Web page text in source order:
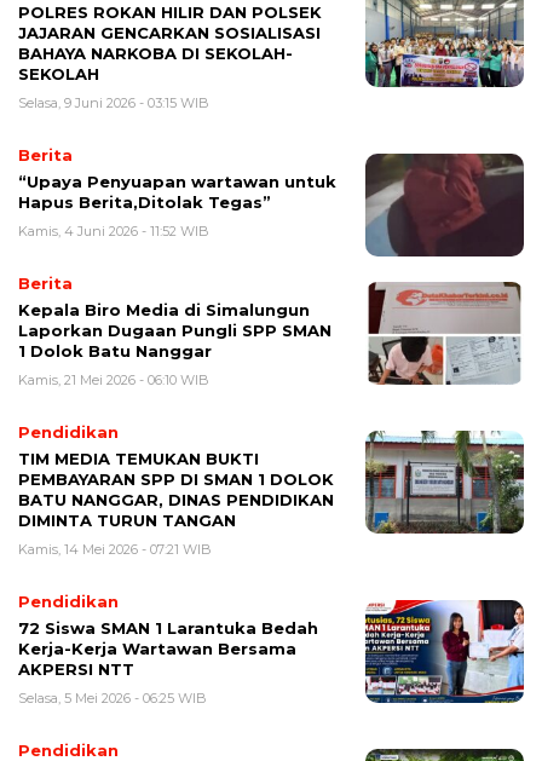
POLRES ROKAN HILIR DAN POLSEK
JAJARAN GENCARKAN SOSIALISASI
BAHAYA NARKOBA DI SEKOLAH-
SEKOLAH
Selasa, 9 Juni 2026 - 03:15 WIB
Berita
“Upaya Penyuapan wartawan untuk
Hapus Berita,Ditolak Tegas”
Kamis, 4 Juni 2026 - 11:52 WIB
Berita
Kepala Biro Media di Simalungun
Laporkan Dugaan Pungli SPP SMAN
1 Dolok Batu Nanggar
Kamis, 21 Mei 2026 - 06:10 WIB
Pendidikan
TIM MEDIA TEMUKAN BUKTI
PEMBAYARAN SPP DI SMAN 1 DOLOK
BATU NANGGAR, DINAS PENDIDIKAN
DIMINTA TURUN TANGAN
Kamis, 14 Mei 2026 - 07:21 WIB
Pendidikan
72 Siswa SMAN 1 Larantuka Bedah
Kerja-Kerja Wartawan Bersama
AKPERSI NTT
Selasa, 5 Mei 2026 - 06:25 WIB
Pendidikan